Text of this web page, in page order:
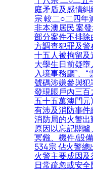
庭矛盾及感情
宗 較二○二四年
非本澳居民 案
部分案件不排
方調查犯罪及
十五人被拘留
大學生日前疑墮
入境事務廳”、
號碼涉嫌參與
發現賬戶內三
五十五萬澳門
有涉及消防事
消防局的火警
原因以忘記關
冥鏹、機件/設
534宗 佔火警
火警主要成因
日常疏忽或安